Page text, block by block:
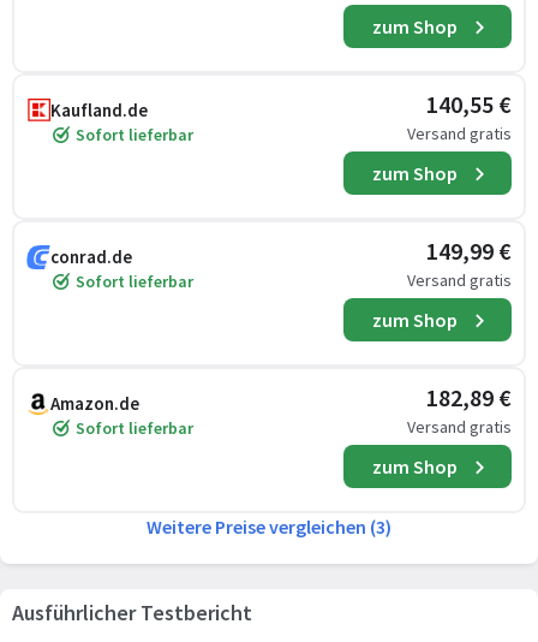
zum Shop
Kaufland.de
Sofort lieferbar
140,55 €
Versand gratis
zum Shop
conrad.de
Sofort lieferbar
149,99 €
Versand gratis
zum Shop
Amazon.de
Sofort lieferbar
182,89 €
Versand gratis
zum Shop
Weitere Preise vergleichen (3)
Ausführlicher Testbericht